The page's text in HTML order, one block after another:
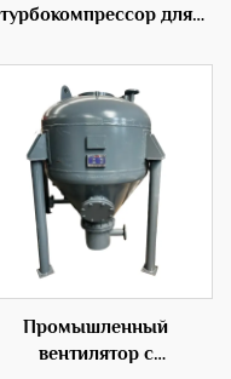
турбокомпрессор для
уровнем шума
Промышленный
вентилятор с